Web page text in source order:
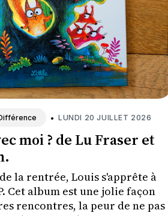
• LUNDI 20 JUILLET 2026
moi ? de Lu Fraser et
la rentrée, Louis s'apprête à
Cet album est une jolie façon
rencontres, la peur de ne pas